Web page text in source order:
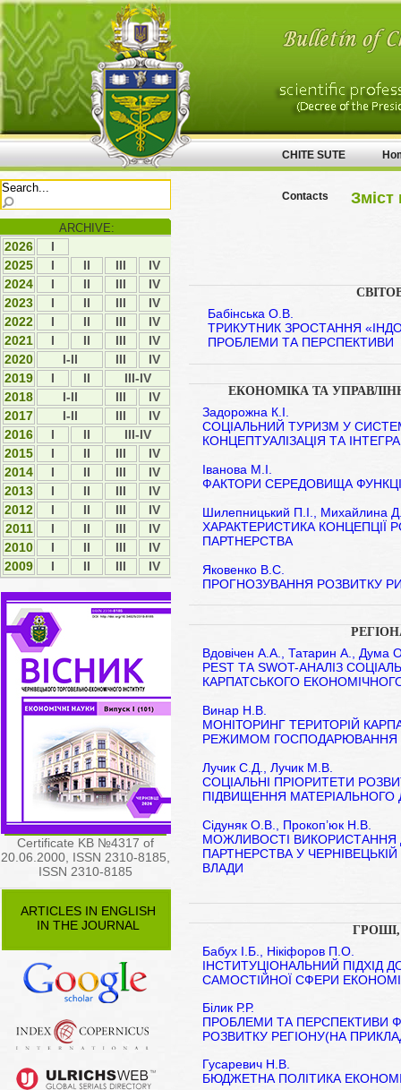
ARCHIVE:
2026
І
2025
І ІI ІII
ІV
2024
І ІI ІII
ІV
2023
І ІI ІII
ІV
2022
І ІI ІII
ІV
2021
І ІI ІII
IV
2020
I-II ІII
IV
2019
І ІI
III-IV
2018
I-II ІІІ
ІV
2017
I-II ІІІ
IV
2016
I II
III-IV
2015
І ІІ ІІІ
IV
2014
І ІІ ІІІ
ІV
2013
І ІІ ІІІ
ІV
2012
І ІI ІII
ІV
2011
І ІI ІII
ІV
2010
І ІI ІII
ІV
2009
І ІI ІII ІV
Certificate KB №4317 of
20.06.2000, ISSN 2310-8185,
ISSN 2310-8185
ARTICLES IN ENGLISH
IN THE JOURNAL
CHITE SUTE
Contacts
Бабінська О.В.
ТРИКУТНИК ЗРОСТАННЯ
ПРОБЛЕМИ ТА ПЕРСПЕКТИВИ
ЕКОНОМІКА ТА
Задорожна К.І.
СОЦІАЛЬНИЙ ТУРИЗМ У
КОНЦЕПТУАЛІЗАЦІЯ ТА
Іванова М.І.
ФАКТОРИ СЕРЕДОВИЩА
Шилепницький П.І., Михайлина
ХАРАКТЕРИСТИКА КОНЦЕПЦІЇ
ПАРТНЕРСТВА
Яковенко В.С.
ПРОГНОЗУВАННЯ РОЗВИТКУ
Вдовічен А.А., Татарин А., Дума
PEST ТА SWOT-АНАЛІЗ
КАРПАТСЬКОГО
Винар Н.В.
МОНІТОРИНГ ТЕРИТОРІЙ
РЕЖИМОМ ГОСПОДАРЮВАННЯ
Лучик С.Д., Лучик М.В.
СОЦІАЛЬНІ ПРІОРИТЕТИ
ПІДВИЩЕННЯ
Сідуняк О.В., Прокоп’юк Н.В.
МОЖЛИВОСТІ
ПАРТНЕРСТВА У
ВЛАДИ
Бабух І.Б., Нікіфоров П.О.
ІНСТИТУЦІОНАЛЬНИЙ ПІДХІД
САМОСТІЙНОЇ СФЕРИ
Білик Р.Р.
ПРОБЛЕМИ ТА ПЕРСПЕКТИВИ
РОЗВИТКУ РЕГІОНУ(НА
Гусаревич Н.В.
БЮДЖЕТНА ПОЛІТИКА